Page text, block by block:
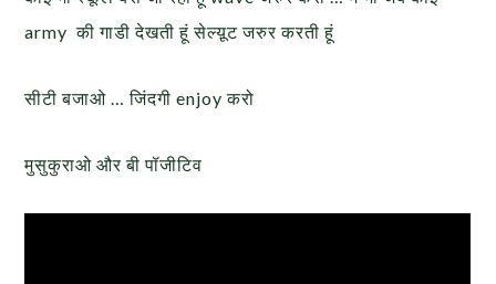
army की गाडी देखती हूं सेल्य़ूट जरुर करती हूं
सीटी बजाओ … जिंदगी enjoy करो
मुसुकुराओ और बी पॉजीटिव